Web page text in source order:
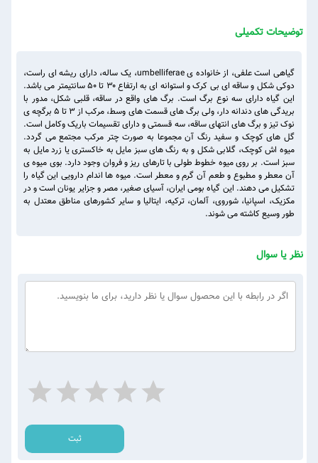
توضیحات تکمیلی
گیاهی است علفی، از خانواده ی umbelliferae، یک ساله، دارای ریشه ای راست،
دوکی شکل و ساقه ای بی کرک و استوانه ای به ارتفاع ۳۰ تا ۵۰ سانتیمتر می باشد.
این گیاه دارای سه نوع برگ است. برگ های واقع در ساقه، قلبی شکل، مدور با
بریدگی های دندانه دار، ولی برگ های قسمت های وسط، مرکب از ۳ تا ۵ برگچه ی
نوک تیز و برگ های انتهای ساقه، سه قسمتی و دارای تقسیمات باریک وکامل است.
گل های کوچک و سفید رنگ آن مجموعا به صورت چتر مرکب مجتمع می گردد.
میوه اش کوچک، گلابی شکل و به رنگ های سبز مایل به خاکستری یا زرد مایل به
سبز است. بر روی میوه خطوط طولی با تارهای ریز و فروان وجود دارد. بوی میوه ی
آن معطر و مطبوع و طعم آن گرم و معطر است. میوه ها اندام دارویی این گیاه را
تشکیل می دهند. این گیاه بومی ایران، آسیای صغیر، مصر و جزایر یونان است و در
مکزیک، اسپانیا، شوروی، آلمان، ترکیه، ایتالیا و سایر کشورهای مناطق معتدل به
طور وسیع کاشته می شوند.
نظر یا سوال
ثبت